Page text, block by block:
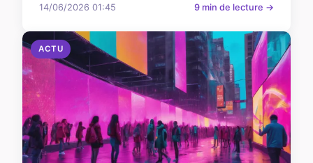
14/06/2026 01:45 9 min de lecture →
ACTU